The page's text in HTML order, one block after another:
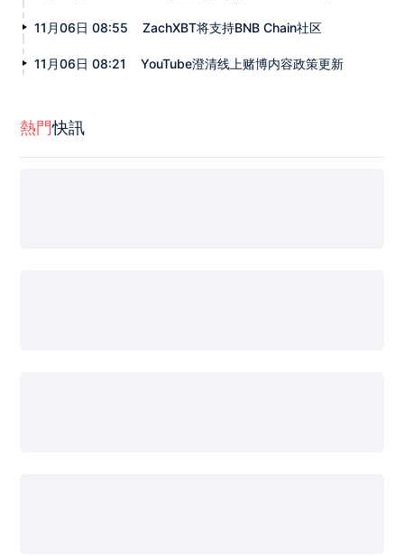
11月06日 08:55 ZachXBT将支持BNB Chain社区
11月06日 08:21 YouTube澄清线上赌博内容政策更新
熱門快訊